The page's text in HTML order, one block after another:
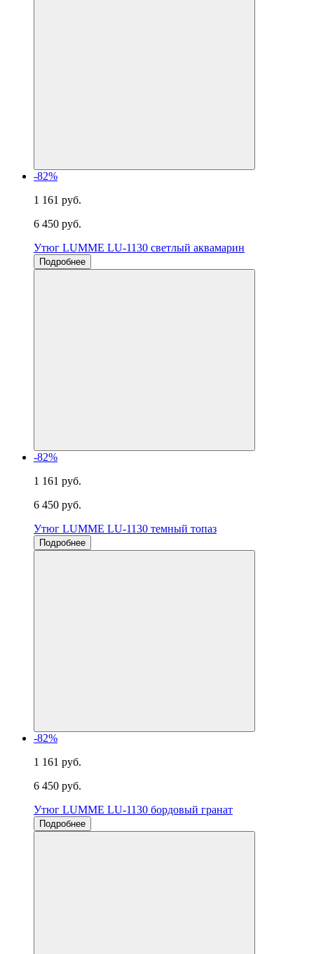
-82%
1 161 руб.
6 450 руб.
Утюг LUMME LU-1130 светлый аквамарин
Подробнее
-82%
1 161 руб.
6 450 руб.
Утюг LUMME LU-1130 темный топаз
Подробнее
-82%
1 161 руб.
6 450 руб.
Утюг LUMME LU-1130 бордовый гранат
Подробнее